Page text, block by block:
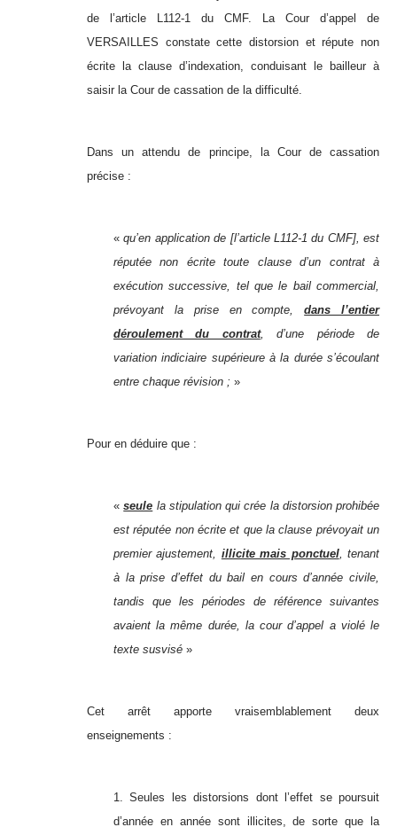
de l’article L112-1 du CMF. La Cour d’appel de
VERSAILLES constate cette distorsion et répute non
écrite la clause d’indexation, conduisant le bailleur à
saisir la Cour de cassation de la difficulté.
Dans un attendu de principe, la Cour de cassation
précise :
«qu’en application de [l’article L112-1 du CMF], est
réputée non écrite toute clause d’un contrat à
exécution successive, tel que le bail commercial,
prévoyant la prise en compte,dans l’entier
déroulement du contrat, d’une période de
variation indiciaire supérieure à la durée s’écoulant
entre chaque révision ; »
Pour en déduire que :
«seule la stipulation qui crée la distorsion prohibée
est réputée non écrite et que la clause prévoyait un
premier ajustement, illicite mais ponctuel, tenant
à la prise d’effet du bail en cours d’année civile,
tandis que les périodes de référence suivantes
avaient la même durée, la cour d’appel a violé le
texte susvisé »
Cet arrêt apporte vraisemblablement deux
enseignements :
1. Seules les distorsions dont l’effet se poursuit
d’année en année sont illicites, de sorte que la